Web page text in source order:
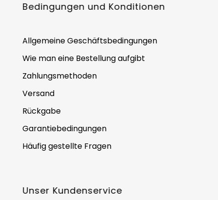
Bedingungen und Konditionen
Allgemeine Geschäftsbedingungen
Wie man eine Bestellung aufgibt
Zahlungsmethoden
Versand
Rückgabe
Garantiebedingungen
Häufig gestellte Fragen
Unser Kundenservice